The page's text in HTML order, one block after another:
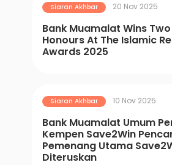
Siaran Akhbar 20 Nov 2025
Bank Muamalat Wins
Honours At The Islamic
Awards 2025
Siaran Akhbar 10 Nov 2025
Bank Muamalat Umum
Kempen Save2Win
Pemenang Utama
Diteruskan